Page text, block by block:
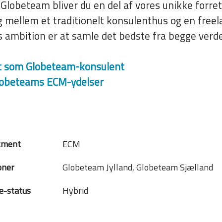
bliver du en del af vores unikke
mellem et traditionelt konsulenthus og en
ambition er at samle det bedste fra begge
som Globeteam-konsulent
ECM-ydelser
ECM
Globeteam Jylland, Globeteam Sjælland
status
Hybrid